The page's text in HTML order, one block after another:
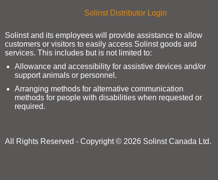
Solinst Distributor Login
Solinst and its employees will provide assistance to allow
customers or visitors to easily access Solinst goods and
services. This includes but is not limited to:
Allowance and accessibility for assistive devices and/or
support animals or personnel.
Arranging methods for alternative communication
methods for people with disabilities when requested or
required.
All Rights Reserved - Copyright © 2026 Solinst Canada Ltd.